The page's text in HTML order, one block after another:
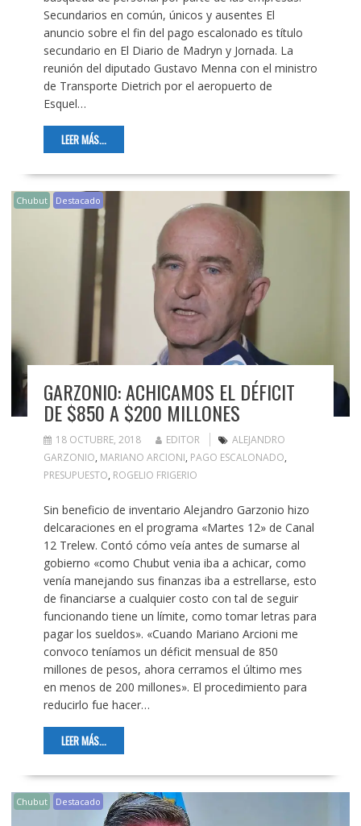
Secundarios en común, únicos y ausentes El
anuncio sobre el fin del pago escalonado es título
secundario en El Diario de Madryn y Jornada. La
reunión del diputado Gustavo Menna con el ministro
de Transporte Dietrich por el aeropuerto de
Esquel…
LEER MÁS...
Chubut Destacado
GARZONIO: ACHICAMOS EL DÉFICIT
DE $850 A $200 MILLONES
18 OCTUBRE, 2018 EDITOR
ALEJANDRO
GARZONIO, MARIANO ARCIONI, PAGO ESCALONADO,
PRESUPUESTO, ROGELIO FRIGERIO
Sin beneficio de inventario Alejandro Garzonio hizo
delcaraciones en el programa «Martes 12» de Canal
12 Trelew. Contó cómo veía antes de sumarse al
gobierno «como Chubut venia iba a achicar, como
venía manejando sus finanzas iba a estrellarse, esto
de financiarse a cualquier costo con tal de seguir
funcionando tiene un límite, como tomar letras para
pagar los sueldos». «Cuando Mariano Arcioni me
convoco teníamos un déficit mensual de 850
millones de pesos, ahora cerramos el último mes
en menos de 200 millones». El procedimiento para
reducirlo fue hacer…
LEER MÁS...
Chubut Destacado